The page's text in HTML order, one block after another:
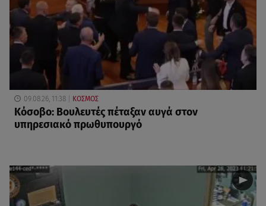
09.08.26, 11:38 ΚΟΣΜΟΣ
Κόσοβο: Βουλευτές πέταξαν αυγά στον
υπηρεσιακό πρωθυπουργό